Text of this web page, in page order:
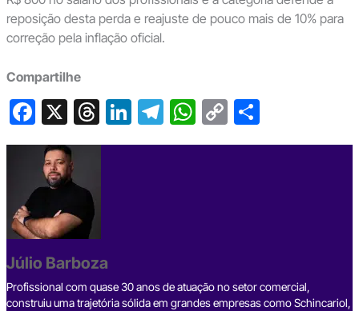
reposição desta perda e reajuste de pouco mais de 10% para
correção pela inflação oficial.
Compartilhe
F
a
c
e
b
o
o
k
X T
hr
s
Li
n
T
el
W
h
C
o
S
h
Júlio Barboza
Profissional com quase 30 anos de atuação no setor comercial,
construiu uma trajetória sólida em grandes empresas como Schincariol,